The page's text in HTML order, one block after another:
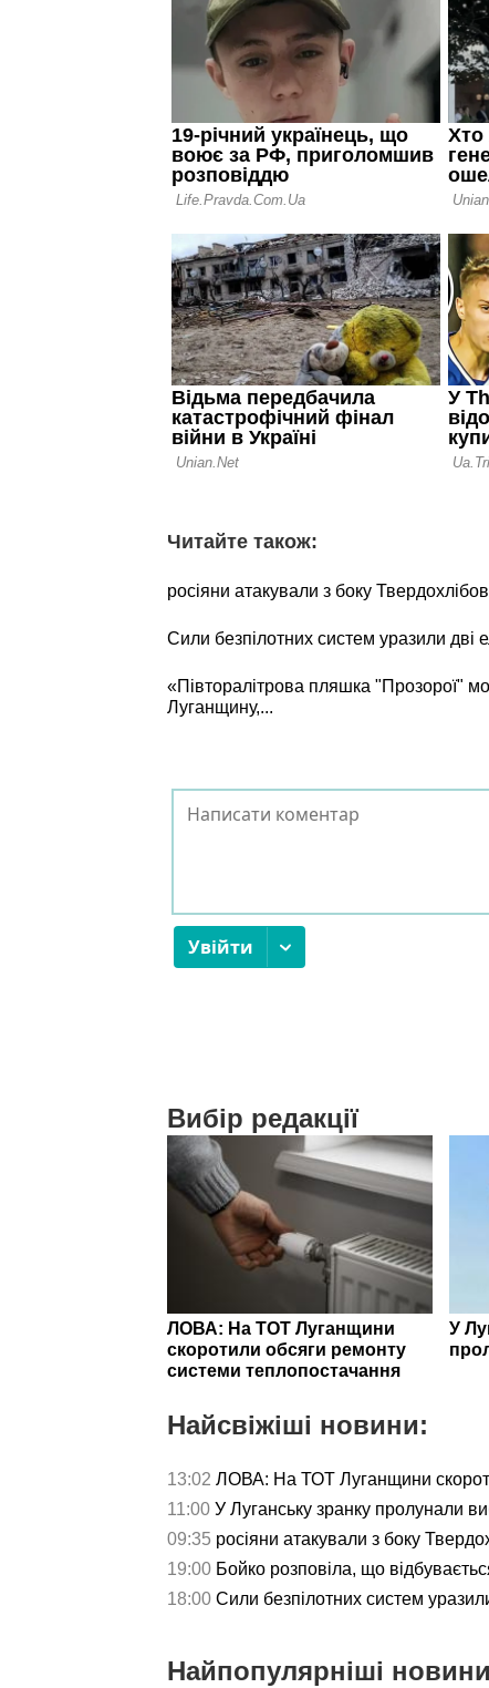
Читайте також:
росіяни атакували з боку
Сили безпілотних систем уразили дві
«Півторалітрова пляшка "Прозорої"
Луганщину,...
Вибір редакції
ЛОВА: На ТОТ Луганщини
скоротили обсяги ремонту
системи теплопостачання
У
Найсвіжіші новини:
13:02 ЛОВА: На ТОТ Луганщини
11:00 У Луганську зранку пролунали
09:35 росіяни атакували з боку
19:00 Бойко розповіла, що
18:00 Сили безпілотних систем
Найпопулярніші